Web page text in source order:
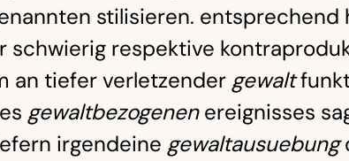
stilisieren. entsprechend
schwierig respektive
an tiefer verletzender gewalt
gewaltbezogenenereignisses
irgendeine gewaltausuebung